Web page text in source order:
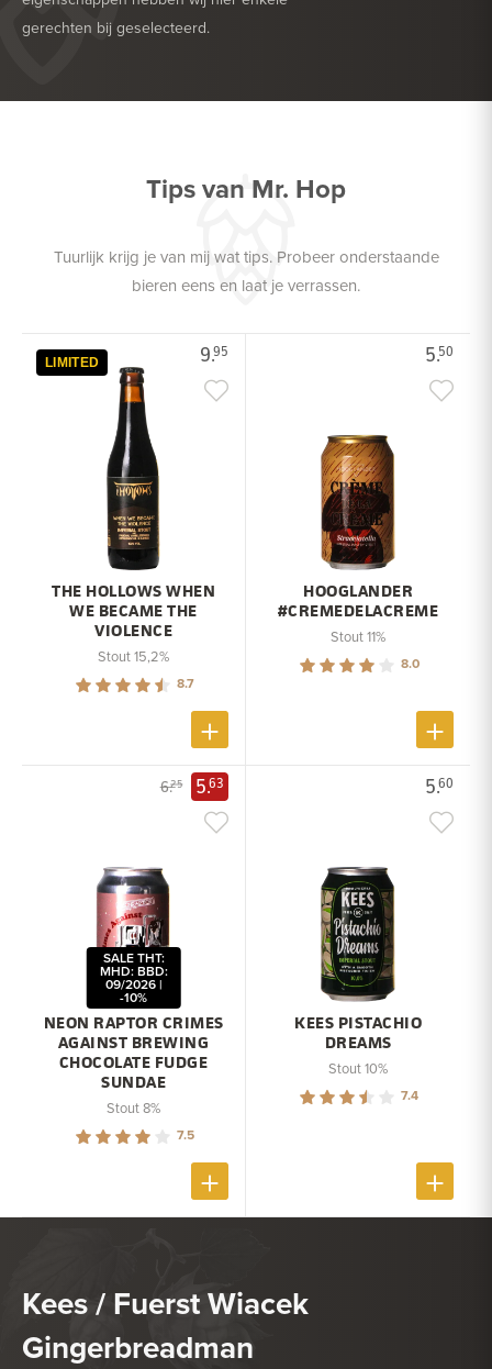
gerechten bij geselecteerd.
HEERLIJK BIJ
Tips van Mr. Hop
Tuurlijk krijg je van mij wat tips. Probeer onderstaande
bieren eens en laat je verrassen.
9.95
LIMITED
THE HOLLOWS WHEN
WE BECAME THE
VIOLENCE
Stout 15,2%
8.7
5.50
HOOGLANDER
#CREMEDELACREME
Stout 11%
8.0
6.25 5.63
NEON RAPTOR CRIMES
AGAINST BREWING
CHOCOLATE FUDGE
SUNDAE
SALE THT:
MHD: BBD:
09/2026 |
-10%
Stout 8%
7.5
5.60
KEES PISTACHIO
DREAMS
Stout 10%
7.4
Kees / Fuerst Wiacek
Gingerbreadman